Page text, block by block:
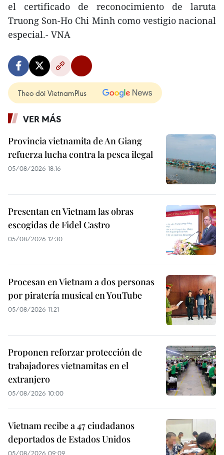
el certificado de reconocimiento de laruta
Truong Son-Ho Chi Minh como vestigio nacional
especial.- VNA
Theo dõi VietnamPlus
VER MÁS
Provincia vietnamita de An Giang
refuerza lucha contra la pesca ilegal
05/08/2026 18:16
Presentan en Vietnam las obras
escogidas de Fidel Castro
05/08/2026 12:30
Procesan en Vietnam a dos personas
por piratería musical en YouTube
05/08/2026 11:21
Proponen reforzar protección de
trabajadores vietnamitas en el
extranjero
05/08/2026 10:00
Vietnam recibe a 47 ciudadanos
deportados de Estados Unidos
05/08/2026 09:09